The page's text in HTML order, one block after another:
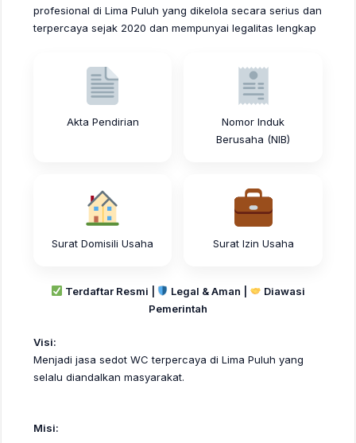
profesional di Lima Puluh yang dikelola secara serius dan
terpercaya sejak 2020 dan mempunyai legalitas lengkap
Akta Pendirian
Nomor Induk
Berusaha (NIB)
Surat Domisili Usaha Surat Izin Usaha
Terdaftar Resmi | Legal & Aman |
Diawasi
Pemerintah
Visi:
Menjadi jasa sedot WC terpercaya di Lima Puluh yang
selalu diandalkan masyarakat.
Misi: